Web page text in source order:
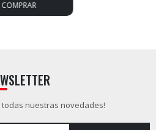
todas nuestras novedades!